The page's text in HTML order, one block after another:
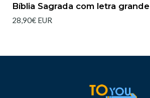
Bíblia Sagrada com letra grande
28,90€ EUR